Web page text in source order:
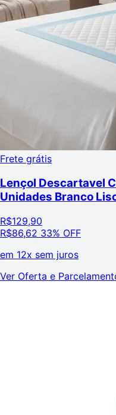
Frete grátis
Lençol Descartavel
Unidades Branco
R$129,90
R$86,62 33% OFF
em 12x sem juros
Ver Oferta e